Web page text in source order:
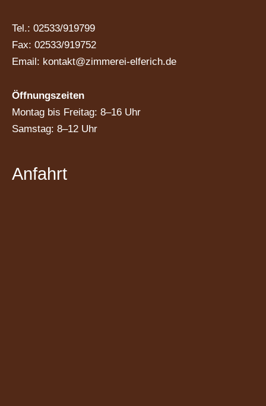
Tel.: 02533/919799
Fax: 02533/919752
Email: kontakt@zimmerei-elferich.de
Öffnungszeiten
Montag bis Freitag: 8–16 Uhr
Samstag: 8–12 Uhr
Anfahrt